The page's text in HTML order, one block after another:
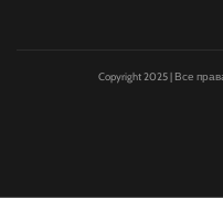
Copyright 2025 | Все